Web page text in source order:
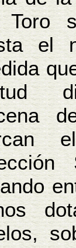
Toro
el